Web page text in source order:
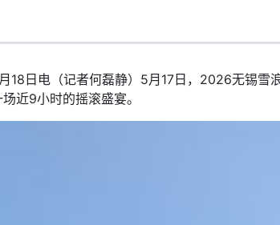
日电（记者何磊静）5月17日，2026无锡雪
近9小时的摇滚盛宴。